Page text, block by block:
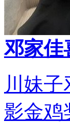
邓家佳
川妹
影金鸡